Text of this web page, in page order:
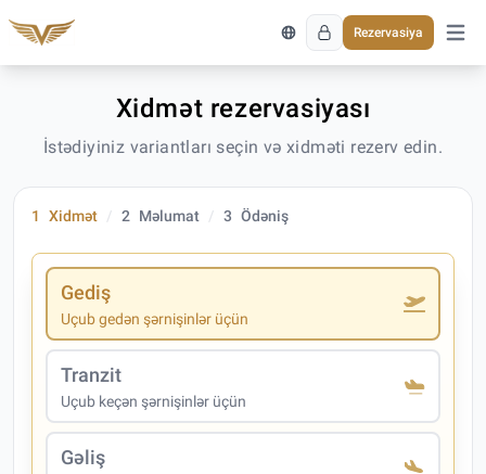
Rezervasiya
Əsas
Xidmət rezervasiyası
İstədiyiniz variantları seçin və xidməti rezerv edin.
1 Xidmət 2 Məlumat 3 Ödəniş
Gediş
Uçub gedən şərnişinlər üçün
Tranzit
Uçub keçən şərnişinlər üçün
Gəliş